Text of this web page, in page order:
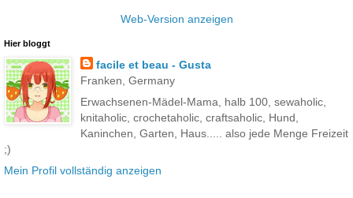
Web-Version anzeigen
Hier bloggt
facile et beau - Gusta
Franken, Germany
Erwachsenen-Mädel-Mama, halb 100, sewaholic,
knitaholic, crochetaholic, craftsaholic, Hund,
Kaninchen, Garten, Haus..... also jede Menge Freizeit
;)
Mein Profil vollständig anzeigen